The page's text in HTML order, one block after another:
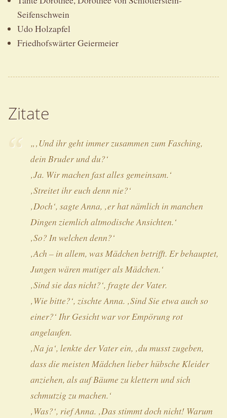
Seifenschwein
Udo Holzapfel
Friedhofswärter Geiermeier
Zitate
„‚Und ihr geht immer zusammen zum Fasching,
dein Bruder und du?‘
‚Ja. Wir machen fast alles gemeinsam.‘
‚Streitet ihr euch denn nie?‘
‚Doch‘, sagte Anna, ‚er hat nämlich in manchen
Dingen ziemlich altmodische Ansichten.‘
‚So? In welchen denn?‘
‚Ach – in allem, was Mädchen betrifft. Er behauptet,
Jungen wären mutiger als Mädchen.‘
‚Sind sie das nicht?‘, fragte der Vater.
‚Wie bitte?‘, zischte Anna. ‚Sind Sie etwa auch so
einer?‘ Ihr Gesicht war vor Empörung rot
angelaufen.
‚Na ja‘, lenkte der Vater ein, ‚du musst zugeben,
dass die meisten Mädchen lieber hübsche Kleider
anziehen, als auf Bäume zu klettern und sich
schmutzig zu machen.‘
‚Was?‘, rief Anna. ‚Das stimmt doch nicht! Warum